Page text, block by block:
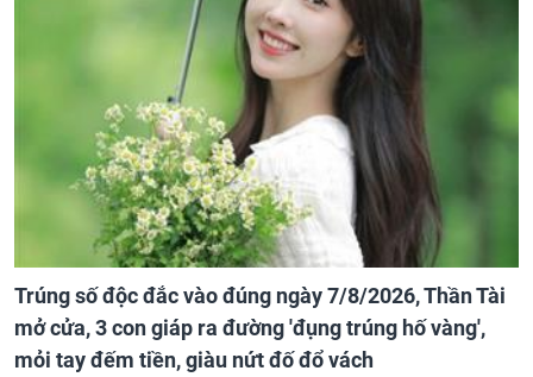
Trúng số độc đắc vào đúng ngày 7/8/2026, Thần Tài
mở cửa, 3 con giáp ra đường 'đụng trúng hố vàng',
mỏi tay đếm tiền, giàu nứt đố đổ vách